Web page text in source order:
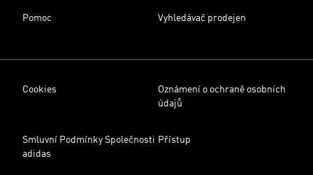
Pomoc Vyhledávač prodejen
Cookies
Oznámení o ochraně osobních
údajů
Smluvní Podmínky Společnosti
adidas
Přístup